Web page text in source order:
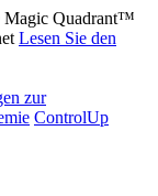
Magic Quadrant™
Lesen Sie den
zur
ControlUp